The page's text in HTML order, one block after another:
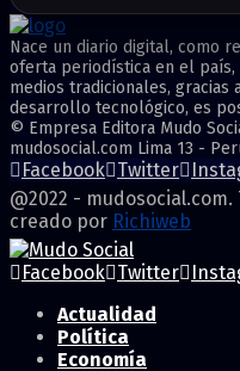
Nace un diario digital, como
oferta periodística en el
medios tradicionales,
desarrollo tecnológico, es
© Empresa Editora Mudo
mudosocial.com Lima 13 -
Facebook Twitter
@2022 -
creado por Richiweb
Facebook Twitter
Actualidad
Política
Economía